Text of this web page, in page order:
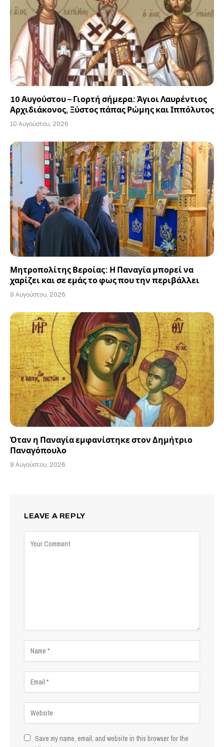
10 Αυγούστου – Γιορτή σήμερα: Άγιοι Λαυρέντιος
Αρχιδιάκονος, Ξύστος πάπας Ρώμης και Ιππόλυτος
10 Αυγούστου, 2026
Μητροπολίτης Βεροίας: Η Παναγία μπορεί να
χαρίζει και σε εμάς το φως που την περιβάλλει
9 Αυγούστου, 2026
Όταν η Παναγία εμφανίστηκε στον Δημήτριο
Παναγόπουλο
9 Αυγούστου, 2026
LEAVE A REPLY
Save my name, email, and website in this browser for the